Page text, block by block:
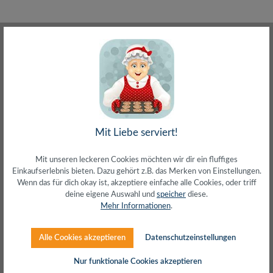
HDMI-Switch, 4x1-Port, 4K/60 Hz, HDCP, HDR,
CEC, RC
Mit Liebe serviert!
Mit unseren leckeren Cookies möchten wir dir ein fluffiges
Einkaufserlebnis bieten. Dazu gehört z.B. das Merken von Einstellungen.
Wenn das für dich okay ist, akzeptiere einfache alle Cookies, oder triff
deine eigene Auswahl und speicher diese.
Mehr Informationen.
Alle Cookies akzeptieren Datenschutzeinstellungen
Nur funktionale Cookies akzeptieren